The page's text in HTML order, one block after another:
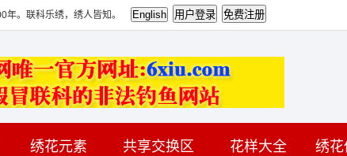
年。联科乐绣，绣人皆知。
绣花元素 共享交换区 花样大全 绣花